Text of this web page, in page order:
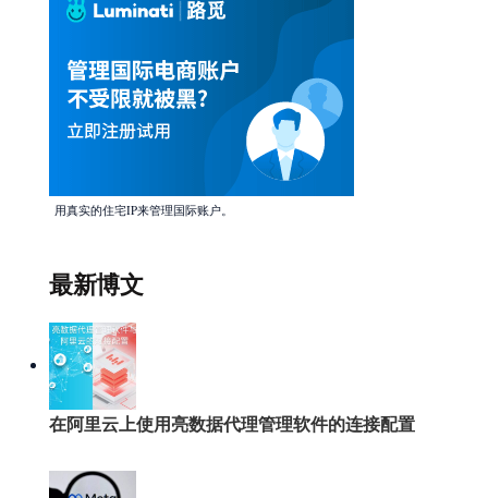
用真实的住宅IP来管理国际账户。
最新博文
在阿里云上使用亮数据代理管理软件的连接配置